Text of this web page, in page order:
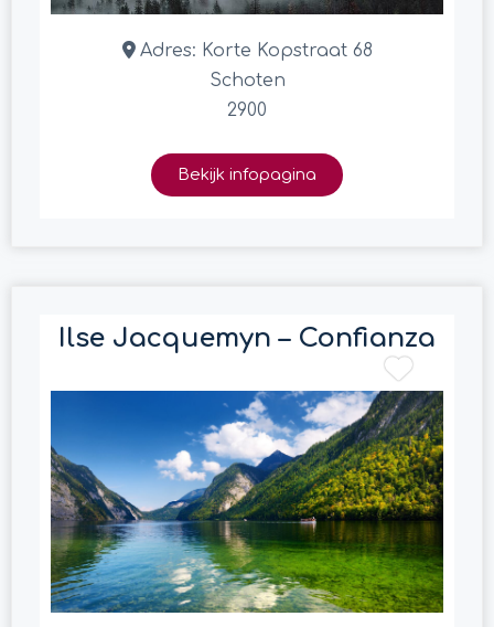
Adres: Korte Kopstraat 68
Schoten
2900
Bekijk infopagina
Ilse Jacquemyn – Confianza